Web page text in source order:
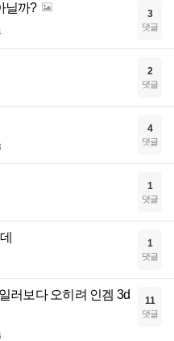
닐까? 3
댓글
2
댓글
4
댓글
1
댓글
1
댓글
러보다 오히려 인겜 3d
11
댓글